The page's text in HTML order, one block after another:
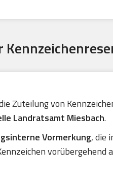
Zuteilung von
Landratsamt Miesbach.
Vormerkung, die